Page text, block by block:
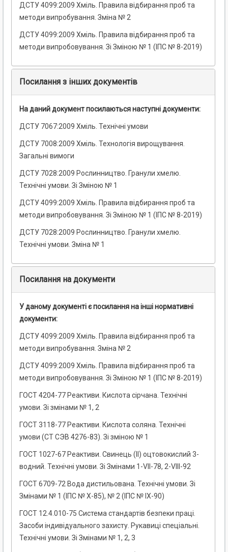
ДСТУ 4099:2009 Хміль. Правила відбирання проб та
методи випробування. Зміна № 2
ДСТУ 4099:2009 Хміль. Правила відбирання проб та
методи випробовування. Зі Зміною № 1 (ІПС № 8-2019)
Посилання з інших документів
На даний документ посилаються наступні документи:
ДСТУ 7067:2009 Хміль. Технічні умови
ДСТУ 7008:2009 Хміль. Технологія вирощування.
Загальні вимоги
ДСТУ 7028:2009 Рослинництво. Гранули хмелю.
Технічні умови. Зі Зміною № 1
ДСТУ 4099:2009 Хміль. Правила відбирання проб та
методи випробовування. Зі Зміною № 1 (ІПС № 8-2019)
ДСТУ 7028:2009 Рослинництво. Гранули хмелю.
Технічні умови. Зміна № 1
Посилання на документи
У даному документі є посилання на інші нормативні
документи:
ДСТУ 4099:2009 Хміль. Правила відбирання проб та
методи випробування. Зміна № 2
ДСТУ 4099:2009 Хміль. Правила відбирання проб та
методи випробовування. Зі Зміною № 1 (ІПС № 8-2019)
ГОСТ 4204-77 Реактиви. Кислота сірчана. Технічні
умови. Зі змінами № 1, 2
ГОСТ 3118-77 Реактиви. Кислота соляна. Технічні
умови (СТ СЭВ 4276-83). Зі зміною № 1
ГОСТ 1027-67 Реактиви. Свинець (II) оцтовокислий 3-
водний. Технічні умови. Зі Змінами 1-VII-78, 2-VIII-92
ГОСТ 6709-72 Вода дистильована. Технічні умови. Зі
Змінами № 1 (ІПС № Х-85), № 2 (ІПС № IХ-90)
ГОСТ 12.4.010-75 Система стандартів безпеки праці.
Засоби індивідуального захисту. Рукавиці спеціальні.
Технічні умови. Зі Змінами № 1, 2, 3